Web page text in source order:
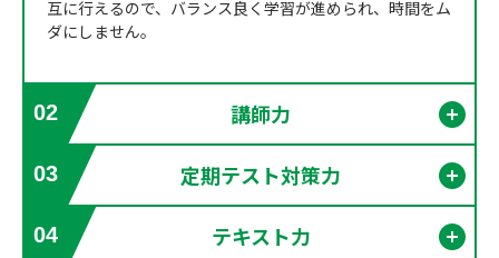
互に行えるので、バランス良く学習が進められ、時間をム
ダにしません。
02 講師力
03 定期テスト対策力
04 テキスト力